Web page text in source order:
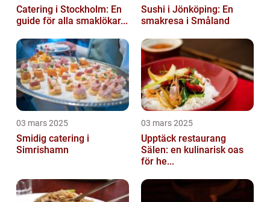
Catering i Stockholm: En
guide för alla smaklökar...
Sushi i Jönköping: En
smakresa i Småland
03 mars 2025
Smidig catering i
Simrishamn
03 mars 2025
Upptäck restaurang
Sälen: en kulinarisk oas
för he...